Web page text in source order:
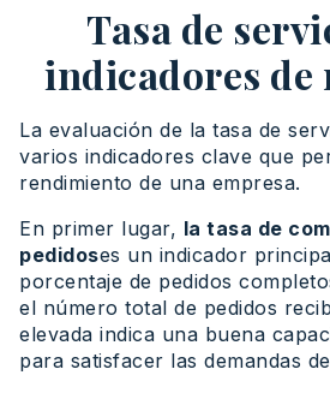
Tasa de
indicadores de
La evaluación de la tasa de
varios indicadores clave que
rendimiento de una empresa.
En primer lugar, la tasa de
pedidoses un indicador
porcentaje de pedidos
el número total de pedidos
elevada indica una buena
para satisfacer las demandas